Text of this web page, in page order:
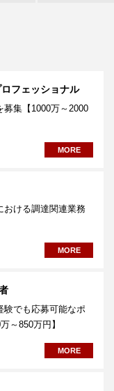
フェッショナル
募集【1000万～2000
MORE
おける調達関連業務
MORE
験でも応募可能なポ
～850万円】
MORE